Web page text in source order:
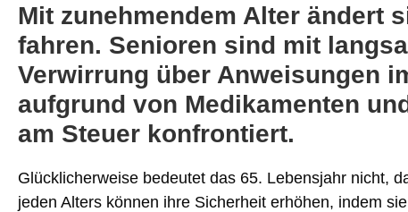
Mit zunehmendem Alter ändert
fahren. Senioren sind mit
Verwirrung über Anweisungen
aufgrund von Medikamenten
am Steuer konfrontiert.
Glücklicherweise bedeutet das 65. Lebensjahr nicht,
jeden Alters können ihre Sicherheit erhöhen, indem